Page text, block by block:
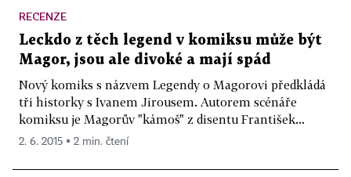
RECENZE
Leckdo z těch legend v komiksu může být
Magor, jsou ale divoké a mají spád
Nový komiks s názvem Legendy o Magorovi předkládá
tři historky s Ivanem Jirousem. Autorem scénáře
komiksu je Magorův "kámoš" z disentu František...
2. 6. 2015 ▪ 2 min. čtení